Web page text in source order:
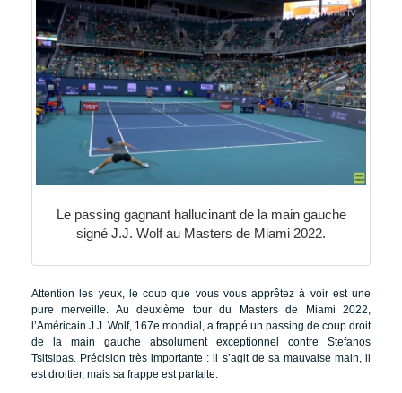
Le passing gagnant hallucinant de la main gauche
signé J.J. Wolf au Masters de Miami 2022.
Attention les yeux, le coup que vous vous apprêtez à voir est une
pure merveille. Au deuxième tour du Masters de Miami 2022,
l’Américain J.J. Wolf, 167e mondial, a frappé un passing de coup droit
de la main gauche absolument exceptionnel contre Stefanos
Tsitsipas. Précision très importante : il s’agit de sa mauvaise main, il
est droitier, mais sa frappe est parfaite.